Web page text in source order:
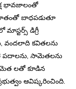
భావజాలంతో
బాధపడుతూ
మాస్టర్స్ డిగ్రీ
వందలాది కవితలను
పదాలను, సామెతలను
లతో కూడిన
ఆవిష్కరించింది.